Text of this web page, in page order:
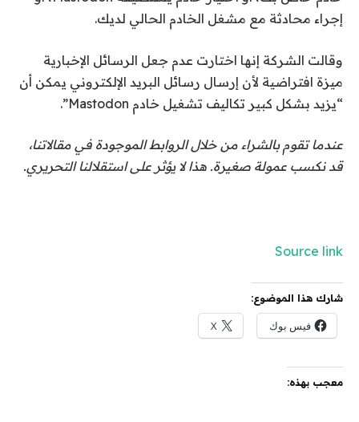
إجراء محادثة مع مشغل الخادم الحالي لديك.
وقالت الشركة إنها اختارت عدم جعل الرسائل الإخبارية
ميزة افتراضية لأن إرسال رسائل البريد الإلكتروني يمكن أن
“يزيد بشكل كبير تكاليف تشغيل خادم Mastodon”.
عندما تقوم بالشراء من خلال الروابط الموجودة في مقالاتنا،
قد نكسب عمولة صغيرة. هذا لا يؤثر على استقلالنا التحريري.
Source link
شارك هذا الموضوع:
فيس بوك X
معجب بهذه: